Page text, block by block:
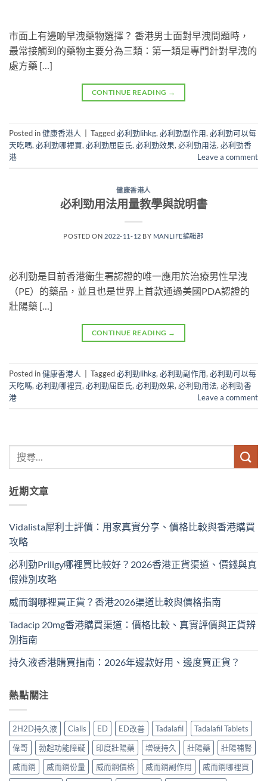
市面上有邊啲早洩藥物選擇？ 香港男士面對早洩問題時，
最常接觸到的藥物主要分為三類：第一類是專門針對早洩的
處方藥 […]
CONTINUE READING →
Posted in健康香港人 Tagged必利勁lihkg,必利勁副作用,必利勁可以每
天吃嗎,必利勁哪裡買,必利勁屈臣氏,必利勁效果,必利勁用法,必利勁香
港
Leave a comment
健康香港人
必利勁用法用量教學與說明書
POSTED ON 2022-11-12 BY MANLIFE編輯部
必利勁是目前香港衛生署認證的唯一應用於治療男性早洩
（PE）的藥品，並且也是世界上首款通過美國PDA認證的
壯陽藥 […]
CONTINUE READING →
Posted in健康香港人 Tagged必利勁lihkg, 必利勁副作用, 必利勁可以每
天吃嗎, 必利勁哪裡買, 必利勁屈臣氏, 必利勁效果, 必利勁用法, 必利勁香
港
Leave a comment
近期文章
Vidalista犀利士評價：用家真實分享、價格比較與香港購買
攻略
必利勁Priligy哪裡買比較好？2026香港正貨渠道、價錢與真
假辨別攻略
威而鋼哪裡買正貨？香港2026渠道比較與價格指南
Tadacip 20mg香港購買渠道：價格比較、真實評價與正貨辨
別指南
持久液香港購買指南：2026年邊款好用、邊度買正貨？
熱點關注
2H2D持久液 Cialis ED ED改善 Tadalafil
Tadalafil Tablets
偉哥
勃起功能障礙 印度壯陽藥 增硬持久 壯陽藥
壯陽補腎
威而鋼
威而鋼份量 威而鋼價格 威而鋼副作用
威而鋼哪裡買